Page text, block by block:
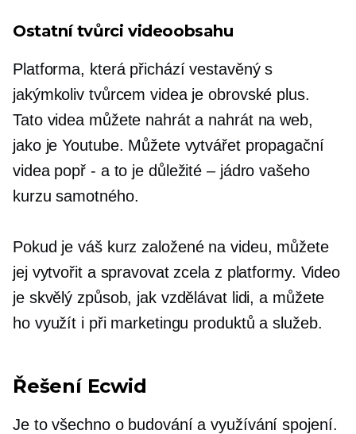
Ostatní tvůrci videoobsahu
Platforma, která přicházívestavěnýs
jakýmkoliv tvůrcem videa je obrovské plus.
Tato videa můžete nahrát a nahrát na web,
jako je Youtube. Můžete vytvářet propagační
videa popř - a to je důležité – jádro vašeho
kurzu samotného.
Pokud je váš kurz založené na videu, můžete
jej vytvořit a spravovat zcela z platformy. Video
je skvělý způsob, jak vzdělávat lidi, a můžete
ho využít i při marketingu produktů a služeb.
Řešení Ecwid
Je to všechno o budování a využívání spojení.